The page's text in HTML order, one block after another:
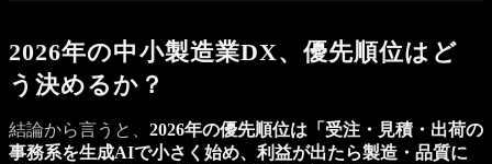
2026年の中小製造業DX、優先順位はど
う決めるか？
結論から言うと、 2026年の優先順位は「受注・見積・出荷の
事務系を生成AIで小さく始め、利益が出たら製造・品質に